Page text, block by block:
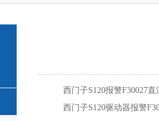
西门子S120报警F30027
西门子S120驱动器报警